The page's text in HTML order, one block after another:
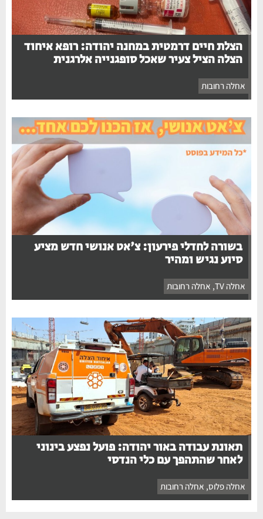
הצלת חיים דרמטית במחנה יהודה: רופא איחוד
הצלה הציל צעיר שאכל סופגנייה אלרגנית
אחלה רחובות
בשורה לחדלי פירעון: צ'אט אנושי חדש מציע
סיוע נגיש ומהיר
אחלה TV , אחלה רחובות
תאונת עבודה באור יהודה: פועל נפצע בינוני
לאחר שהתהפך עם כלי הנדסי
אחלה פלוס, אחלה רחובות